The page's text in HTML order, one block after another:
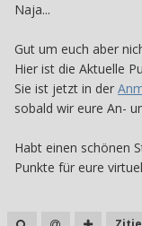
Naja...
Gut um euch aber
Hier ist die Aktuelle
Sie ist jetzt in der
sobald wir eure An-
Habt einen schönen
Punkte für eure